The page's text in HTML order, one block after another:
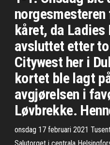
kåret, da Ladies
avsluttet etter
Citywest her i
kortet ble lagt
avgjørelsen i
Løvbrekke.
onsdag 17 februari 2021